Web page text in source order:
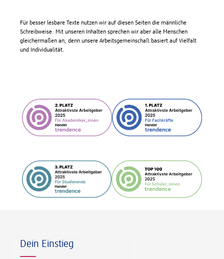
Für besser lesbare Texte nutzen wir auf diesen Seiten die männliche
Schreibweise. Mit unseren Inhalten sprechen wir aber alle Menschen
gleichermaßen an, denn unsere Arbeitsgemeinschaft basiert auf Vielfalt
und Individualität.
Dein Einstieg